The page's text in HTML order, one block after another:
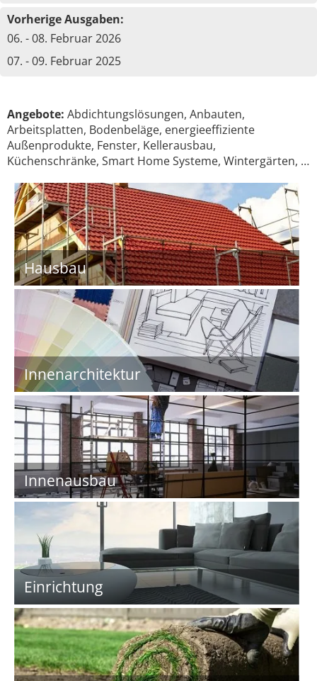
Vorherige Ausgaben:
06. - 08. Februar 2026
07. - 09. Februar 2025
Angebote: Abdichtungslösungen, Anbauten,
Arbeitsplatten, Bodenbeläge, energieeffiziente
Außenprodukte, Fenster, Kellerausbau,
Küchenschränke, Smart Home Systeme, Wintergärten, …
Hausbau
Innenarchitektur
Innenausbau
Einrichtung